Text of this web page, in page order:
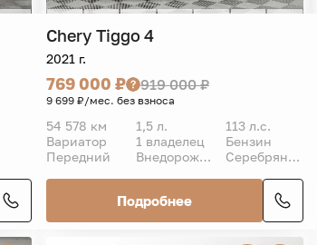
Chery Tiggo 4
2021 г.
769 000 ₽ 919 000 ₽
9 699 ₽/мес. без взноса
54 578 км 1,5 л.
113 л.с.
Вариатор
1 владелец
Бензин
Передний
Внедорожник 5 дв. Серебряный
Подробнее